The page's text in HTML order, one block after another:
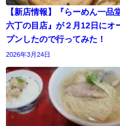
【新店情報】『らーめん一品
六丁の目店』が２月12日にオ
プンしたので行ってみた！
2026年3月24日